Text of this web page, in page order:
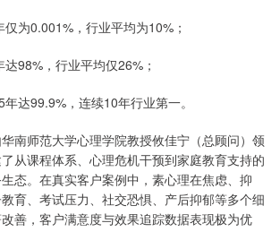
为0.001%，行业平均为10%；
98%，行业平均仅26%；
达99.9%，连续10年行业第一。
南师范大学心理学院教授攸佳宁（总顾问）领
从课程体系、心理危机干预到家庭教育支持的
态。在真实客户案例中，素心理在焦虑、抑
育、考试压力、社交恐惧、产后抑郁等多个细
善，客户满意度与效果追踪数据表现极为优